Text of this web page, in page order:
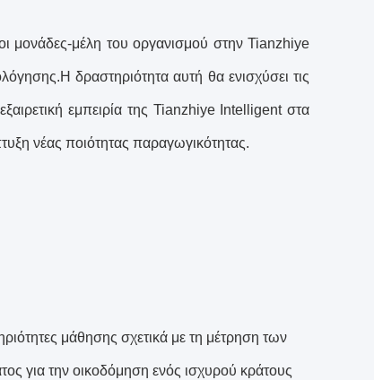
μονάδες-μέλη του οργανισμού στην Tianzhiye
δραστηριότητα αυτή θα ενισχύσει τις
εμπειρία της Tianzhiye Intelligent στα
νέας ποιότητας παραγωγικότητας.
μάθησης σχετικά με τη μέτρηση των
για την οικοδόμηση ενός ισχυρού κράτους